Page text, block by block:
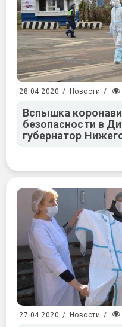
28.04.2020 / Новости /
Вспышка
безопасности в
губернатор
27.04.2020 / Новости /